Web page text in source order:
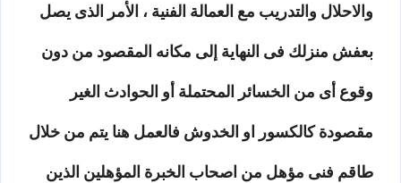
والاحلال والتدريب مع العمالة الفنية ، الأمر الذى يصل
بعفش منزلك فى النهاية إلى مكانه المقصود من دون
وقوع أى من الخسائر المحتملة أو الحوادث الغير
مقصودة كالكسور او الخدوش فالعمل هنا يتم من خلال
طاقم فنى مؤهل من اصحاب الخبرة المؤهلين الذين